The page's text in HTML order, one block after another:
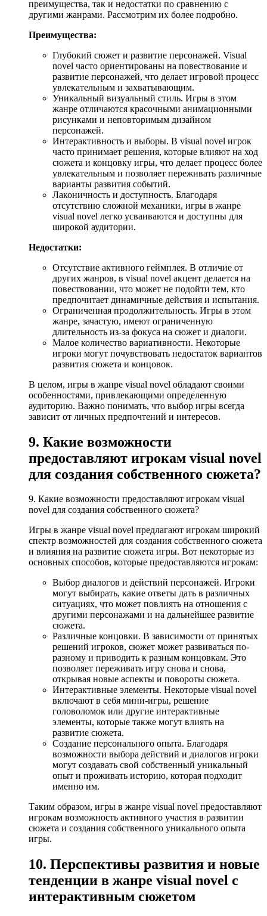
преимущества, так и недостатки по сравнению с
другими жанрами. Рассмотрим их более подробно.
Преимущества:
Глубокий сюжет и развитие персонажей. Visual
novel часто ориентированы на повествование и
развитие персонажей, что делает игровой процесс
увлекательным и захватывающим.
Уникальный визуальный стиль. Игры в этом
жанре отличаются красочными анимационными
рисунками и неповторимым дизайном
персонажей.
Интерактивность и выборы. В visual novel игрок
часто принимает решения, которые влияют на ход
сюжета и концовку игры, что делает процесс более
увлекательным и позволяет переживать различные
варианты развития событий.
Лаконичность и доступность. Благодаря
отсутствию сложной механики, игры в жанре
visual novel легко усваиваются и доступны для
широкой аудитории.
Недостатки:
Отсутствие активного геймплея. В отличие от
других жанров, в visual novel акцент делается на
повествовании, что может не подойти тем, кто
предпочитает динамичные действия и испытания.
Ограниченная продолжительность. Игры в этом
жанре, зачастую, имеют ограниченную
длительность из-за фокуса на сюжет и диалоги.
Малое количество вариативности. Некоторые
игроки могут почувствовать недостаток вариантов
развития сюжета и концовок.
В целом, игры в жанре visual novel обладают своими
особенностями, привлекающими определенную
аудиторию. Важно понимать, что выбор игры всегда
зависит от личных предпочтений и интересов.
9. Какие возможности
предоставляют игрокам visual novel
для создания собственного сюжета?
9. Какие возможности предоставляют игрокам visual
novel для создания собственного сюжета?
Игры в жанре visual novel предлагают игрокам широкий
спектр возможностей для создания собственного сюжета
и влияния на развитие сюжета игры. Вот некоторые из
основных способов, которые предоставляются игрокам:
Выбор диалогов и действий персонажей. Игроки
могут выбирать, какие ответы дать в различных
ситуациях, что может повлиять на отношения с
другими персонажами и на дальнейшее развитие
сюжета.
Различные концовки. В зависимости от принятых
решений игроков, сюжет может развиваться по-
разному и приводить к разным концовкам. Это
позволяет переживать игру снова и снова,
открывая новые аспекты и повороты сюжета.
Интерактивные элементы. Некоторые visual novel
включают в себя мини-игры, решение
головоломок или другие интерактивные
элементы, которые также могут влиять на
развитие сюжета.
Создание персонального опыта. Благодаря
возможности выбора действий и диалогов игроки
могут создавать свой собственный уникальный
опыт и проживать историю, которая подходит
именно им.
Таким образом, игры в жанре visual novel предоставляют
игрокам возможность активного участия в развитии
сюжета и создания собственного уникального опыта
игры.
10. Перспективы развития и новые
тенденции в жанре visual novel с
интерактивным сюжетом